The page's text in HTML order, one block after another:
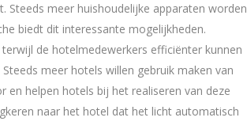
Steeds meer huishoudelijke apparaten worden
biedt dit interessante mogelijkheden.
terwijl de hotelmedewerkers efficiënter kunnen
meer hotels willen gebruik maken van
en helpen hotels bij het realiseren van deze
naar het hotel dat het licht automatisch